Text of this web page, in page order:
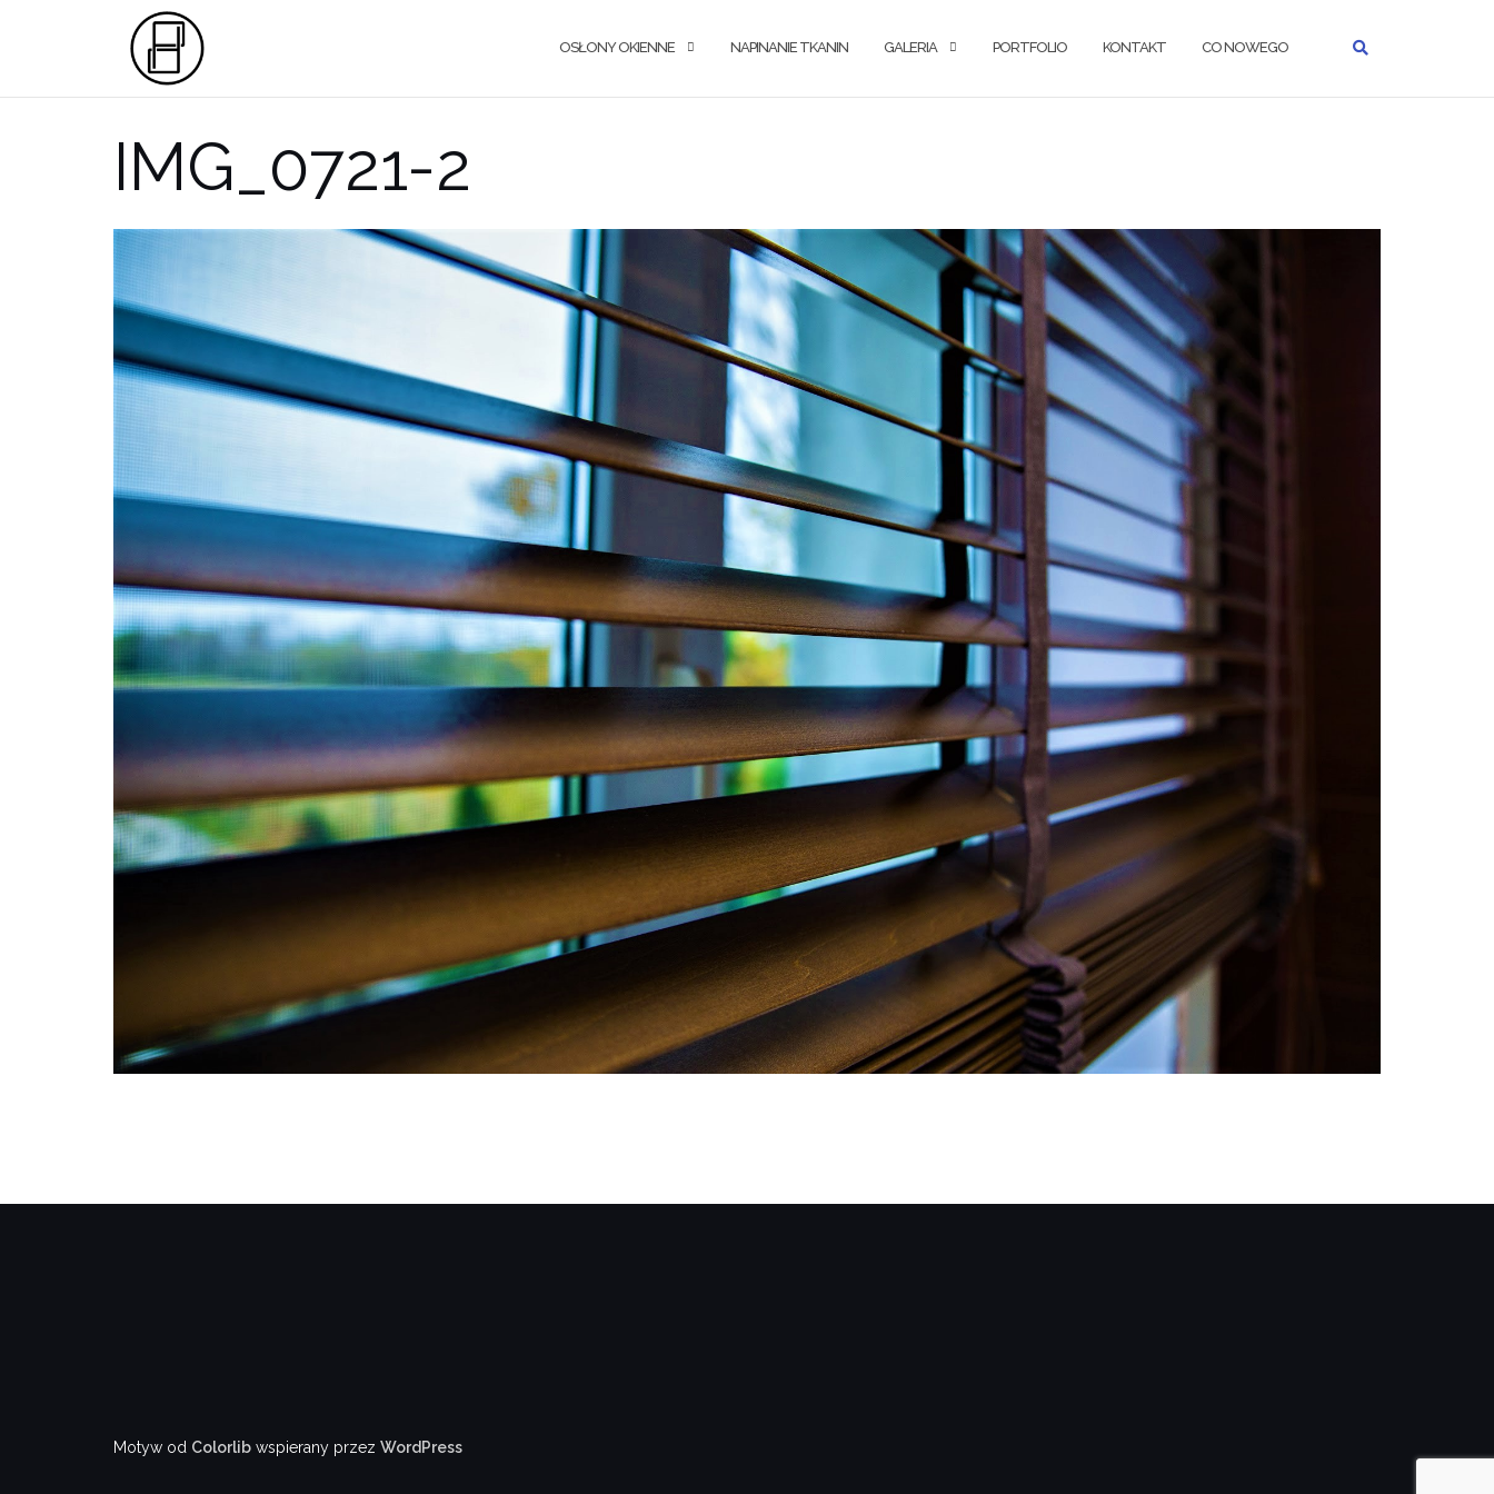
OSŁONY OKIENNE NAPINANIE TKANIN GALERIA PORTFOLIO KONTAKT CO NOWEGO
IMG_0721-2
Motyw od Colorlib wspierany przez WordPress